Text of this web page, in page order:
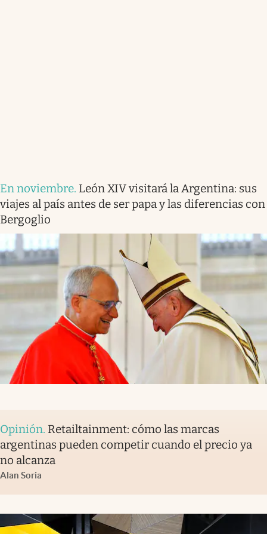
En noviembre. León XIV visitará la Argentina: sus
viajes al país antes de ser papa y las diferencias con
Bergoglio
Opinión. Retailtainment: cómo las marcas
argentinas pueden competir cuando el precio ya
no alcanza
Alan Soria